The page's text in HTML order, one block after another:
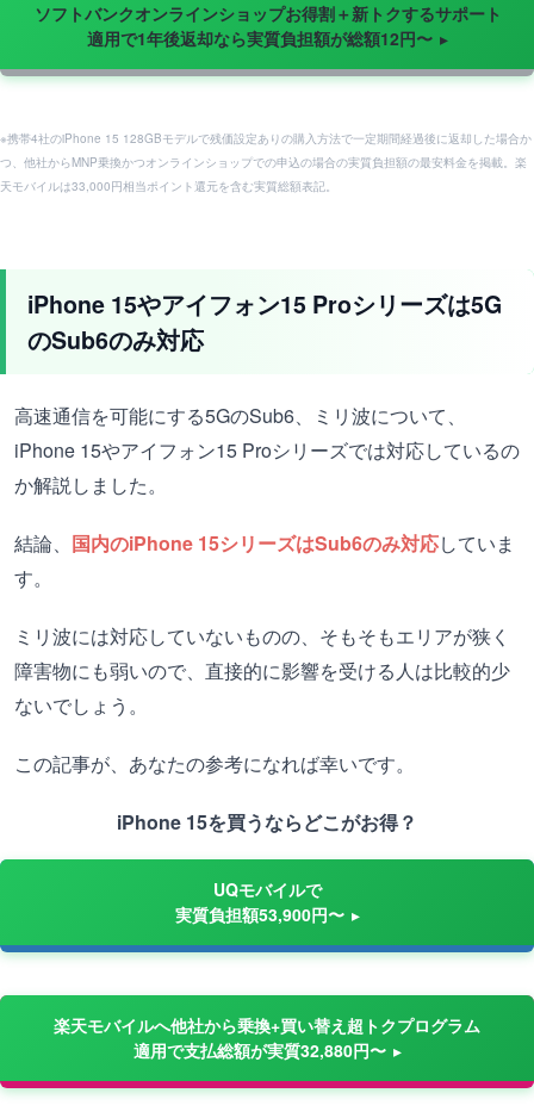
ソフトバンクオンラインショップお得割＋新トクするサポート
適用で1年後返却なら実質負担額が総額12円〜
※携帯4社のiPhone 15 128GBモデルで残価設定ありの購入方法で一定期間経過後に返却した場合か
つ、他社からMNP乗換かつオンラインショップでの申込の場合の実質負担額の最安料金を掲載。楽
天モバイルは33,000円相当ポイント還元を含む実質総額表記。
iPhone 15やアイフォン15 Proシリーズは5G
のSub6のみ対応
高速通信を可能にする5GのSub6、ミリ波について、
iPhone 15やアイフォン15 Proシリーズでは対応しているの
か解説しました。
結論、 国内のiPhone 15シリーズはSub6のみ対応していま
す。
ミリ波には対応していないものの、そもそもエリアが狭く
障害物にも弱いので、直接的に影響を受ける人は比較的少
ないでしょう。
この記事が、あなたの参考になれば幸いです。
iPhone 15を買うならどこがお得？
UQモバイルで
実質負担額53,900円〜
楽天モバイルへ他社から乗換+買い替え超トクプログラム
適用で支払総額が実質32,880円〜